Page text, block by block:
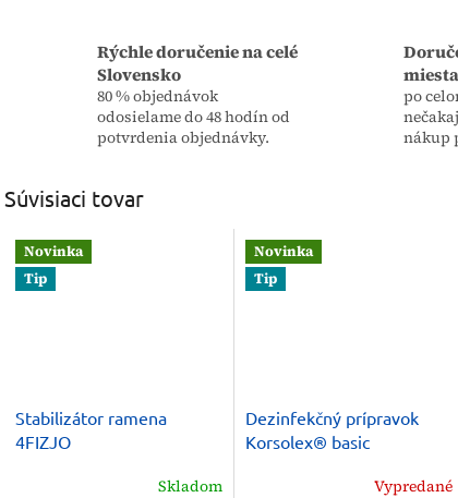
Rýchle doručenie na celé
Slovensko
80 % objednávok
odosielame do 48 hodín od
potvrdenia objednávky.
po
nákup
Súvisiaci tovar
Novinka
Tip
Stabilizátor ramena
4FIZJO
Skladom
Novinka
Tip
Dezinfekčný prípravok
Korsolex® basic
Vypredané